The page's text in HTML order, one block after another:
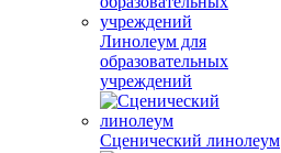
Линолеум для
образовательных
учреждений
Сценический линолеум